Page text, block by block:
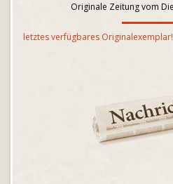
Originale Zeitung vom
letztes verfügbares Originalexemplar!